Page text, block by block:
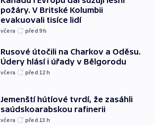
požáry. V Britské Kolumbii
evakuovali tisíce lidí
včera před 9h
Rusové útočili na Charkov a Oděsu.
Údery hlásí i úřady v Bělgorodu
včera před 12 h
Jemenští hútíové tvrdí, že zasáhli
saúdskoarabskou rafinerii
včera před 13 h